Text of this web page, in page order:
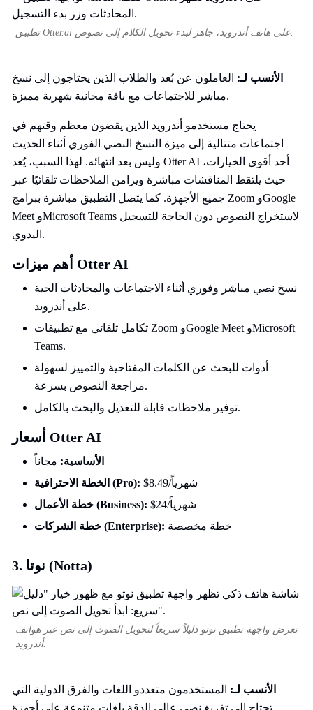
تطبيق Otter.ai على هاتف أندرويد، جاهز لبدء تحويل الكلام إلى نصوص.
الأنسب لـ: العاملون عن بُعد والطلاب الذين يحتاجون إلى نسخ
مباشر للاجتماعات مع باقة مجانية شهرية مميزة.
يحتاج مستخدمو أندرويد الذين يقضون معظم وقتهم في
اجتماعات متتالية إلى ميزة النسخ النصي الفوري أثناء الحديث
وليس بعد انتهائه. لهذا السبب، يُعد Otter AI أحد أقوى الخيارات،
حيث يلتقط المناقشات مباشرة ويزامن الملاحظات تلقائيًا عبر
جميع الأجهزة. كما يتصل التطبيق مباشرة ببرامج Zoom وGoogle
Meet وMicrosoft Teams لاستخراج النصوص دون الحاجة للتسجيل
اليدوي.
أهم ميزات Otter AI
نسخ نصي مباشر وفوري أثناء الاجتماعات والمحادثات الحية
على أندرويد.
تكامل تلقائي مع تطبيقات Zoom وGoogle Meet وMicrosoft
Teams.
أدوات للبحث عن الكلمات المفتاحية والتمييز لسهولة
مراجعة النصوص بسرعة.
توفير ملاحظات قابلة للتعديل والبحث بالكامل.
أسعار Otter AI
الأساسية: مجاناً
الخطة الاحترافية (Pro):
$8.49/شهرياً
خطة الأعمال (Business):
$24/شهرياً
خطة الشركات (Enterprise): خطة مخصصة
3. نوتا (Notta)
تعرض واجهة تطبيق نوتو دليلاً سريعاً لتحويل الصوت إلى نص عبر هواتف
أندرويد.
الأنسب لـ: المستخدمون متعددو اللغات والفرق الدولية التي
تحتاج إلى تفريغ نصي عالي الدقة بلغات متنوعة على أجهزة